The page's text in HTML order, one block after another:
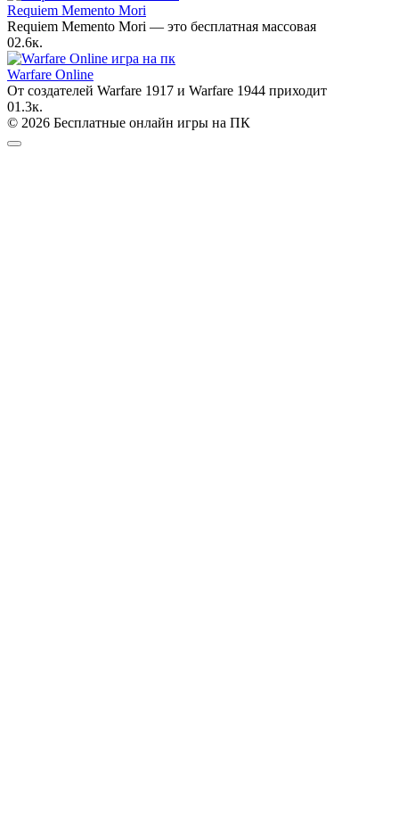
Requiem Memento Mori
Requiem Memento Mori — это бесплатная массовая
02.6к.
Warfare Online
От создателей Warfare 1917 и Warfare 1944 приходит
01.3к.
© 2026 Бесплатные онлайн игры на ПК